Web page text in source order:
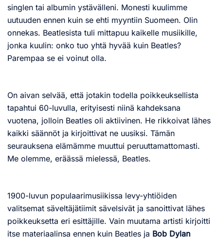
singlen tai albumin ystävälleni. Monesti kuulimme
uutuuden ennen kuin se ehti myyntiin Suomeen. Olin
onnekas. Beatlesista tuli mittapuu kaikelle musiikille,
jonka kuulin: onko tuo yhtä hyvää kuin Beatles?
Parempaa se ei voinut olla.
On aivan selvää, että jotakin todella poikkeuksellista
tapahtui 60-luvulla, erityisesti niinä kahdeksana
vuotena, jolloin Beatles oli aktiivinen. He rikkoivat lähes
kaikki säännöt ja kirjoittivat ne uusiksi. Tämän
seurauksena elämämme muuttui peruuttamattomasti.
Me olemme, eräässä mielessä, Beatles.
1900-luvun populaarimusiikissa levy-yhtiöiden
valitsemat säveltäjätiimit sävelsivät ja sanoittivat lähes
poikkeuksetta eri esittäjille. Vain muutama artisti kirjoitti
itse materiaalinsa ennen kuin Beatles ja Bob Dylan